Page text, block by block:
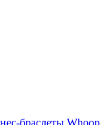
браслеты Whoop